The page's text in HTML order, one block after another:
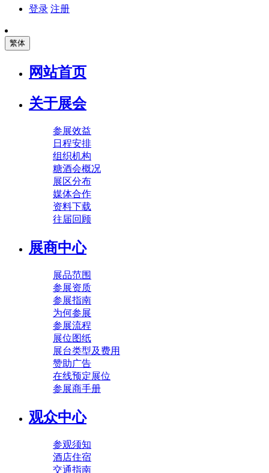
登录 注册
繁体
网站首页
关于展会
参展效益
日程安排
组织机构
糖酒会概况
展区分布
媒体合作
资料下载
往届回顾
展商中心
展品范围
参展资质
参展指南
为何参展
参展流程
展位图纸
展台类型及费用
赞助广告
在线预定展位
参展商手册
观众中心
参观须知
酒店住宿
交通指南